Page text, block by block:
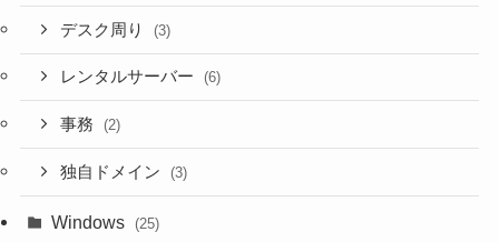
デスク周り (3)
レンタルサーバー (6)
事務 (2)
独自ドメイン (3)
Windows (25)